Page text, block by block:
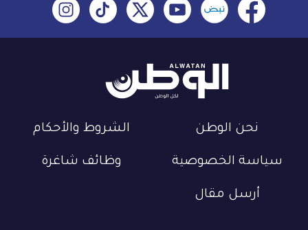
نحن الوطن الشروط والأحكام
سياسة الخصوصية وظائف شاغرة
أرسل مقال